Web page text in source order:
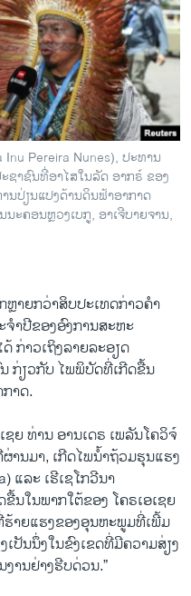
Pereira Nunes), ປະທານ
ຊາຊົນທີ່ອາໄສໃນລັດ ອາກຣ໌ ຂອງ
ນປ່ຽນແປງດ້ານດິນຟ້າອາກາດ
ະຄອນຫຼວງເບກູ, ອາເຈີບາຍຈານ,
ຫຼາຍກວ່າສິບປະເທດກ່າວຄໍາ
າປີຂອງອົງການສະຫະ
ກ່າວເຖິງລາຍລະອຽດ
ກ່ຽວກັບ ໄພພິບັດທີ່ເກີດຂື້ນ
າດ.
ຍ ທ່ານ ອານເດຣ ເພລັນໂຄວິຈ໌
ານມາ, ເກີດໄພນໍ້າຖ້ວມຮຸນແຮງ
ແລະ ເຮີເຊໂກວີນາ
ນໃນພາກໃຕ້ຂອງ ໂຄຣເອເຊຍ
ຮ້າຍແຮງຂອງອຸນຫະພູມທີ່ເພີ້ມ
ເປັນນຶ່ງໃນຂົງເຂດທີ່ມີຄວາມສ່ຽງ
ານຢ່າງຮີບດ່ວນ.”